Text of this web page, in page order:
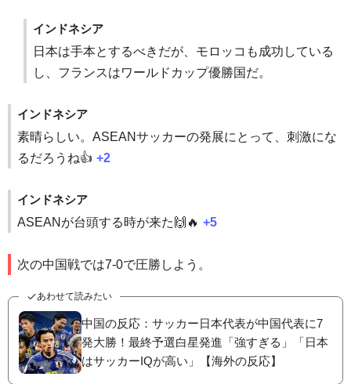
インドネシア
日本は手本とするべきだが、モロッコも成功している
し、フランスはワールドカップ優勝国だ。
インドネシア
素晴らしい。ASEANサッカーの発展にとって、刺激にな
るだろうね👍️ +2
インドネシア
ASEANが台頭する時が来た🙌🔥 +5
次の中国戦では7-0で圧勝しよう。
あわせて読みたい
中国の反応：サッカー日本代表が中国代表に7
発大勝！最終予選白星発進「強すぎる」「日本
はサッカーIQが高い」【海外の反応】